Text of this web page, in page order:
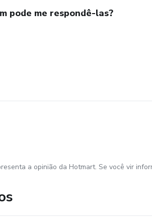
pode me respondê-las?
a opinião da Hotmart. Se você vir